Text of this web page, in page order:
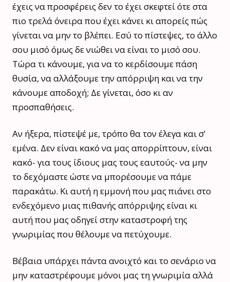
έχεις να προσφέρεις δεν το έχει σκεφτεί ότε στα
πιο τρελά όνειρα που έχει κάνει κι απορείς πώς
γίνεται να μην το βλέπει. Εσύ το πίστεψες, το άλλο
σου μισό όμως δε νιώθει να είναι το μισό σου.
Τώρα τι κάνουμε, για να το κερδίσουμε πάση
θυσία, να αλλάξουμε την απόρριψη και να την
κάνουμε αποδοχή; Δε γίνεται, όσο κι αν
προσπαθήσεις.
Αν ήξερα, πίστεψέ με, τρόπο θα τον έλεγα και σ’
εμένα. Δεν είναι κακό να μας απορρίπτουν, είναι
κακό- για τους ίδιους μας τους εαυτούς- να μην
το δεχόμαστε ώστε να μπορέσουμε να πάμε
παρακάτω. Κι αυτή η εμμονή που μας πιάνει στο
ενδεχόμενο μιας πιθανής απόρριψης είναι κι
αυτή που μας οδηγεί στην καταστροφή της
γνωριμίας που θέλουμε να πετύχουμε.
Βέβαια υπάρχει πάντα ανοιχτό και το σενάριο να
μην καταστρέφουμε μόνοι μας τη γνωριμία αλλά